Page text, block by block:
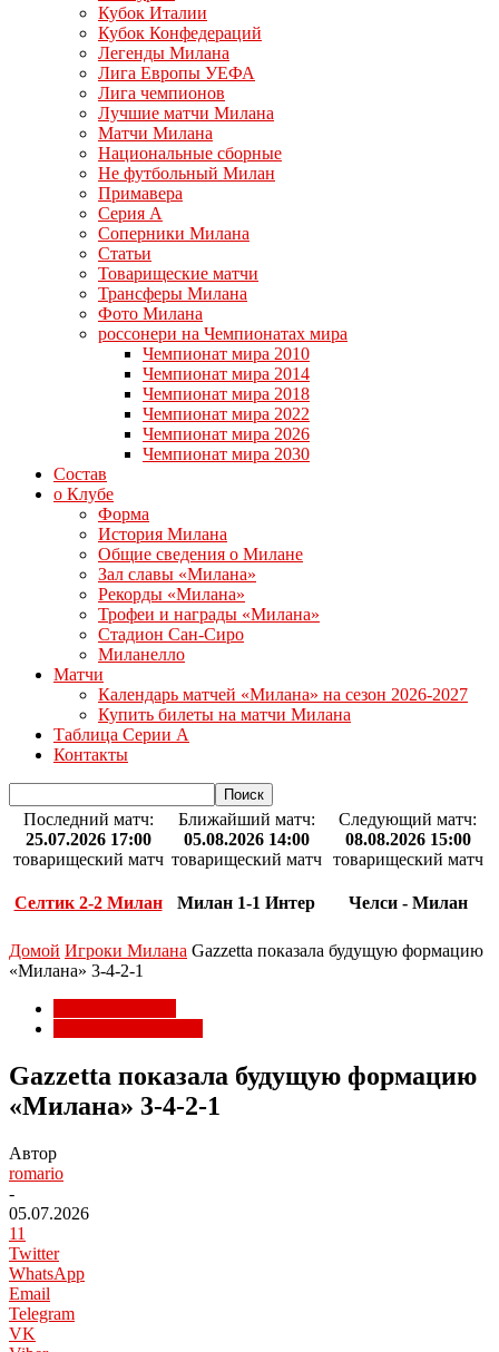
Кубок Италии
Кубок Конфедераций
Легенды Милана
Лига Европы УЕФА
Лига чемпионов
Лучшие матчи Милана
Матчи Милана
Национальные сборные
Не футбольный Милан
Примавера
Серия А
Соперники Милана
Статьи
Товарищеские матчи
Трансферы Милана
Фото Милана
россонери на Чемпионатах мира
Чемпионат мира 2010
Чемпионат мира 2014
Чемпионат мира 2018
Чемпионат мира 2022
Чемпионат мира 2026
Чемпионат мира 2030
Состав
о Клубе
Форма
История Милана
Общие сведения о Милане
Зал славы «Милана»
Рекорды «Милана»
Трофеи и награды «Милана»
Стадион Сан-Сиро
Миланелло
Матчи
Календарь матчей «Милана» на сезон 2026-2027
Купить билеты на матчи Милана
Таблица Серии А
Контакты
Последний матч:
25.07.2026 17:00
товарищеский матч
Селтик 2-2 Милан
Ближайший матч:
05.08.2026 14:00
товарищеский матч
Милан 1-1 Интер
Следующий матч:
08.08.2026 15:00
товарищеский матч
Челси - Милан
Домой Игроки Милана Gazzetta показала будущую формацию
«Милана» 3-4-2-1
Gazzetta показала будущую формацию
«Милана» 3-4-2-1
Автор
romario
-
05.07.2026
11
Twitter
WhatsApp
Email
Telegram
VK